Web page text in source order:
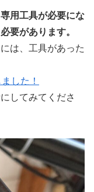
用工具が必要にな
要があります。
は、工具があった
した！
してみてくださ